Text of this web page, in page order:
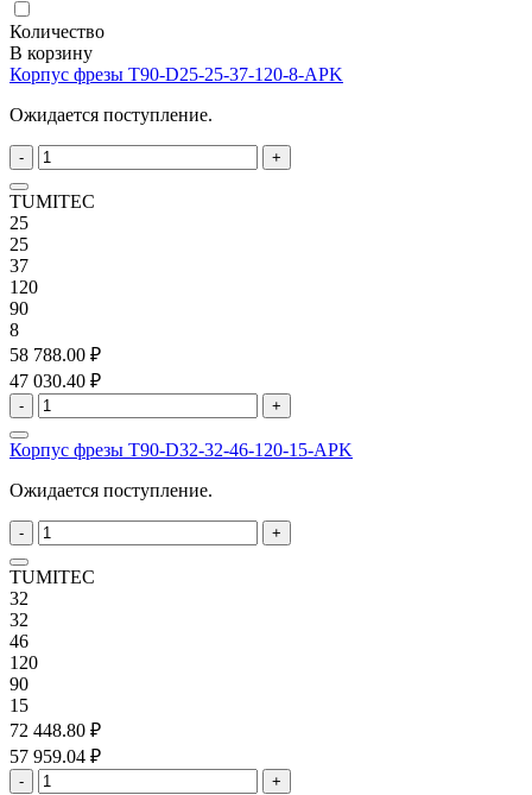
Количество
В корзину
Корпус фрезы T90-D25-25-37-120-8-APK
Ожидается поступление.
- +
TUMITEC
25
25
37
120
90
8
58 788.00 ₽
47 030.40 ₽
- +
Корпус фрезы T90-D32-32-46-120-15-APK
Ожидается поступление.
- +
TUMITEC
32
32
46
120
90
15
72 448.80 ₽
57 959.04 ₽
- +